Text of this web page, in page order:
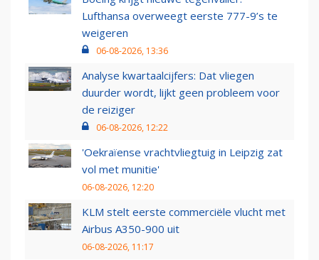
Lufthansa overweegt eerste 777-9’s te
weigeren
06-08-2026, 13:36
Analyse kwartaalcijfers: Dat vliegen
duurder wordt, lijkt geen probleem voor
de reiziger
06-08-2026, 12:22
'Oekraïense vrachtvliegtuig in Leipzig zat
vol met munitie'
06-08-2026, 12:20
KLM stelt eerste commerciële vlucht met
Airbus A350-900 uit
06-08-2026, 11:17